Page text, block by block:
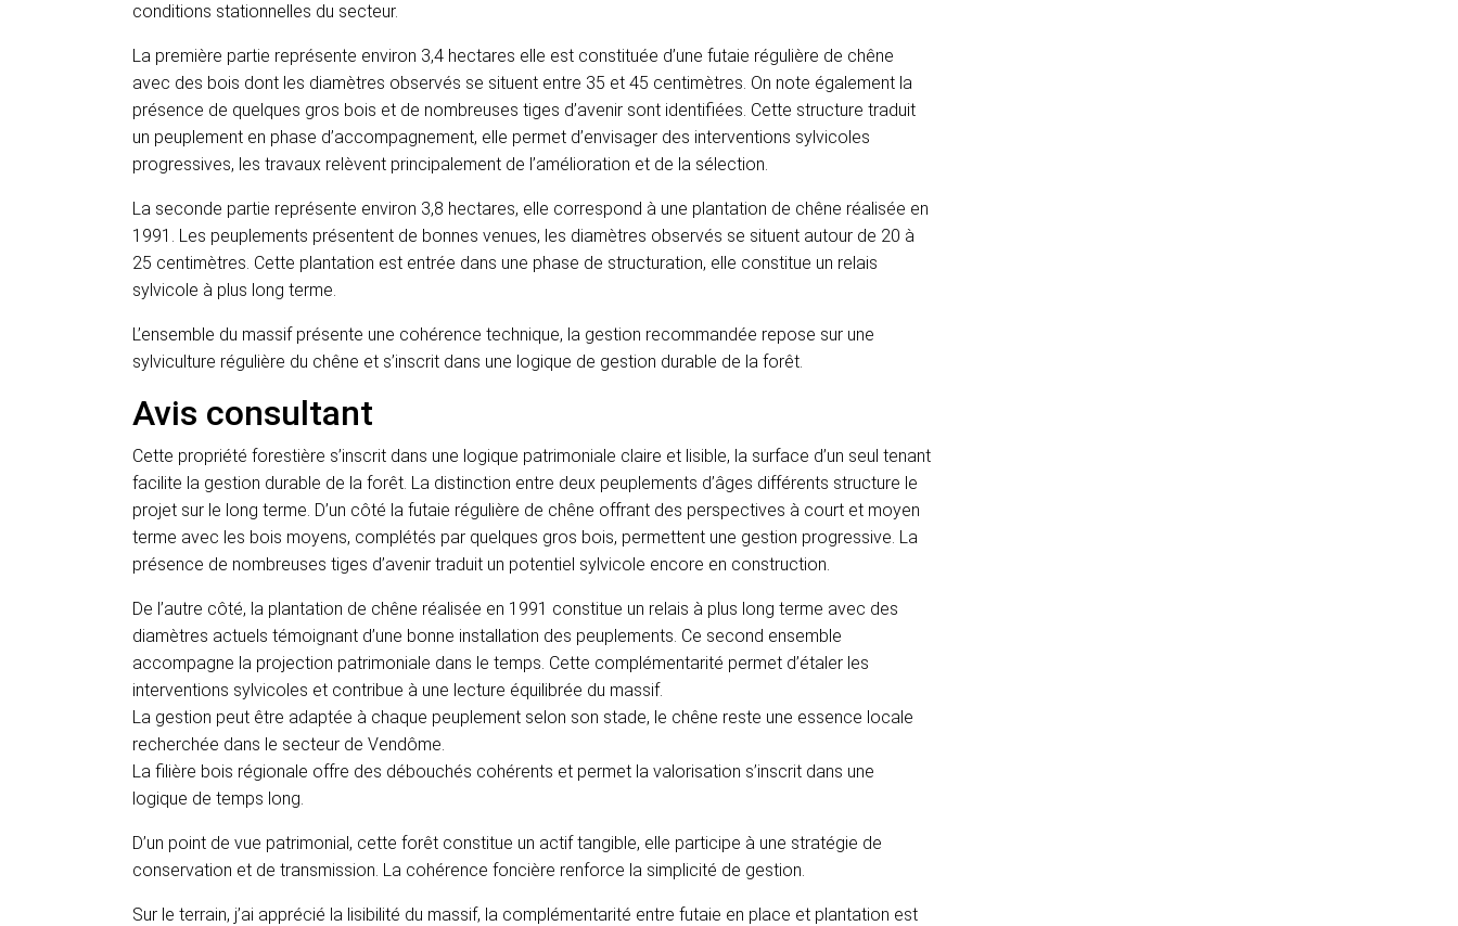
conditions stationnelles du secteur.
La première partie représente environ 3,4 hectares elle est constituée d’une futaie régulière de chêne
avec des bois dont les diamètres observés se situent entre 35 et 45 centimètres. On note également la
présence de quelques gros bois et de nombreuses tiges d’avenir sont identifiées. Cette structure traduit
un peuplement en phase d’accompagnement, elle permet d’envisager des interventions sylvicoles
progressives, les travaux relèvent principalement de l’amélioration et de la sélection.
La seconde partie représente environ 3,8 hectares, elle correspond à une plantation de chêne réalisée en
1991. Les peuplements présentent de bonnes venues, les diamètres observés se situent autour de 20 à
25 centimètres. Cette plantation est entrée dans une phase de structuration, elle constitue un relais
sylvicole à plus long terme.
L’ensemble du massif présente une cohérence technique, la gestion recommandée repose sur une
sylviculture régulière du chêne et s’inscrit dans une logique de gestion durable de la forêt.
Avis consultant
Cette propriété forestière s’inscrit dans une logique patrimoniale claire et lisible, la surface d’un seul tenant
facilite la gestion durable de la forêt. La distinction entre deux peuplements d’âges différents structure le
projet sur le long terme. D’un côté la futaie régulière de chêne offrant des perspectives à court et moyen
terme avec les bois moyens, complétés par quelques gros bois, permettent une gestion progressive. La
présence de nombreuses tiges d’avenir traduit un potentiel sylvicole encore en construction.
De l’autre côté, la plantation de chêne réalisée en 1991 constitue un relais à plus long terme avec des
diamètres actuels témoignant d’une bonne installation des peuplements. Ce second ensemble
accompagne la projection patrimoniale dans le temps. Cette complémentarité permet d’étaler les
interventions sylvicoles et contribue à une lecture équilibrée du massif.
La gestion peut être adaptée à chaque peuplement selon son stade, le chêne reste une essence locale
recherchée dans le secteur de Vendôme.
La filière bois régionale offre des débouchés cohérents et permet la valorisation s’inscrit dans une
logique de temps long.
D’un point de vue patrimonial, cette forêt constitue un actif tangible, elle participe à une stratégie de
conservation et de transmission. La cohérence foncière renforce la simplicité de gestion.
Sur le terrain, j’ai apprécié la lisibilité du massif, la complémentarité entre futaie en place et plantation est